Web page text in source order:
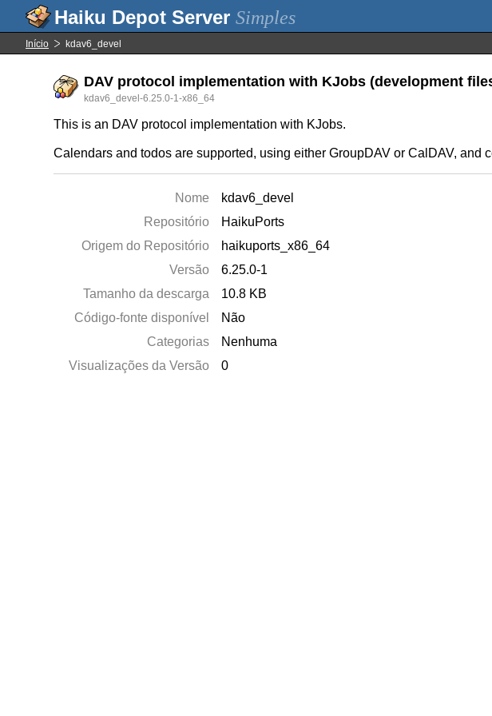
Simples
Início kdav6_devel
DAV protocol implementation with KJobs (development
kdav6_devel-6.25.0-1-x86_64
This is an DAV protocol implementation with KJobs.
Calendars and todos are supported, using either GroupDAV or CalDAV, and
Nome
kdav6_devel
Repositório
HaikuPorts
Origem do Repositório
haikuports_x86_64
Versão
6.25.0-1
Tamanho da descarga
10.8 KB
Código-fonte disponível
Não
Categorias
Nenhuma
Visualizações da Versão
0